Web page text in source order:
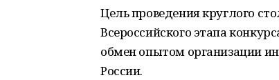
Цель проведения круглого
Всероссийского этапа
обмен опытом организации
России.